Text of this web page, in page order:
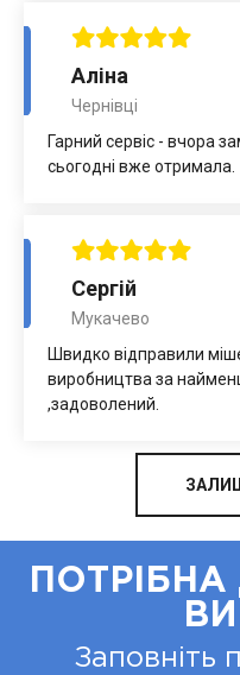
Аліна
Чернівці
Гарний сервіс - вчора
сьогодні вже отримала.
Сергій
Мукачево
Швидко відправили
виробництва за
,задоволений.
Заповніть